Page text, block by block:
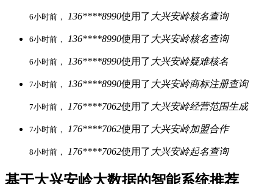
6小时前， 136****8990使用了 大兴安岭核名查询
6小时前， 136****8990使用了 大兴安岭核名查询
6小时前， 136****8990使用了 大兴安岭疑难核名
7小时前， 136****8990使用了 大兴安岭商标注册查询
7小时前， 176****7062使用了 大兴安岭经营范围生成
7小时前， 176****7062使用了 大兴安岭加盟合作
8小时前， 176****7062使用了 大兴安岭起名查询
基于大兴安岭大数据的智能系统推荐